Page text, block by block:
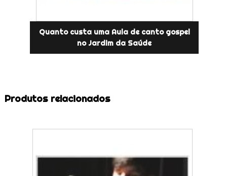
Quanto custa uma Aula de canto gospel
no Jardim da Saúde
Produtos relacionados